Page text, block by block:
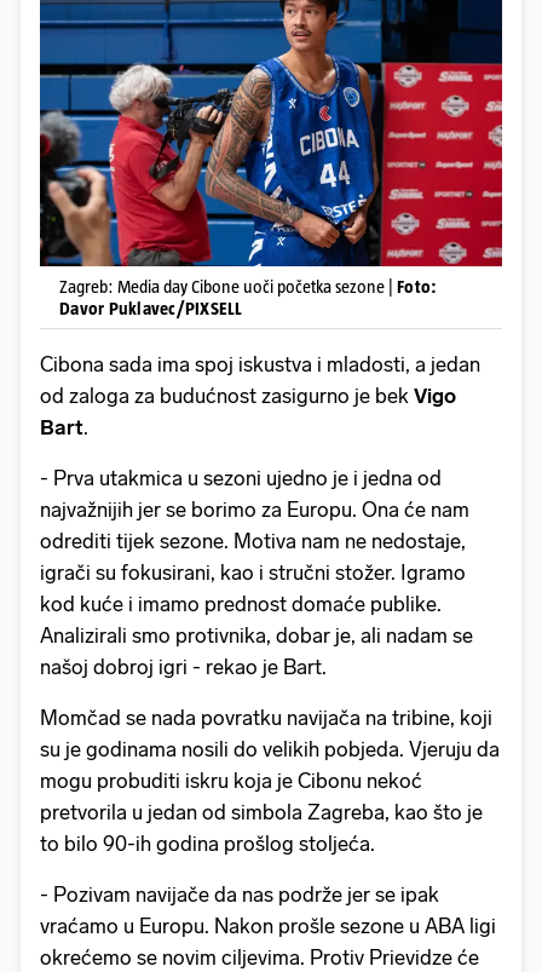
Zagreb: Media day Cibone uoči početka sezone | Foto:
Davor Puklavec/PIXSELL
Cibona sada ima spoj iskustva i mladosti, a jedan
od zaloga za budućnost zasigurno je bek Vigo
Bart.
- Prva utakmica u sezoni ujedno je i jedna od
najvažnijih jer se borimo za Europu. Ona će nam
odrediti tijek sezone. Motiva nam ne nedostaje,
igrači su fokusirani, kao i stručni stožer. Igramo
kod kuće i imamo prednost domaće publike.
Analizirali smo protivnika, dobar je, ali nadam se
našoj dobroj igri - rekao je Bart.
Momčad se nada povratku navijača na tribine, koji
su je godinama nosili do velikih pobjeda. Vjeruju da
mogu probuditi iskru koja je Cibonu nekoć
pretvorila u jedan od simbola Zagreba, kao što je
to bilo 90-ih godina prošlog stoljeća.
- Pozivam navijače da nas podrže jer se ipak
vraćamo u Europu. Nakon prošle sezone u ABA ligi
okrećemo se novim ciljevima. Protiv Prievidze će